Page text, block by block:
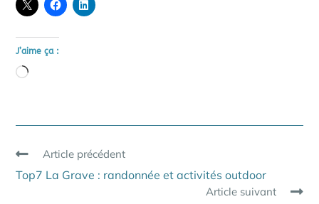
J’aime ça :
Chargement…
Read
articles
Article précédent
Top7 La Grave : randonnée et activités outdoor
Article suivant